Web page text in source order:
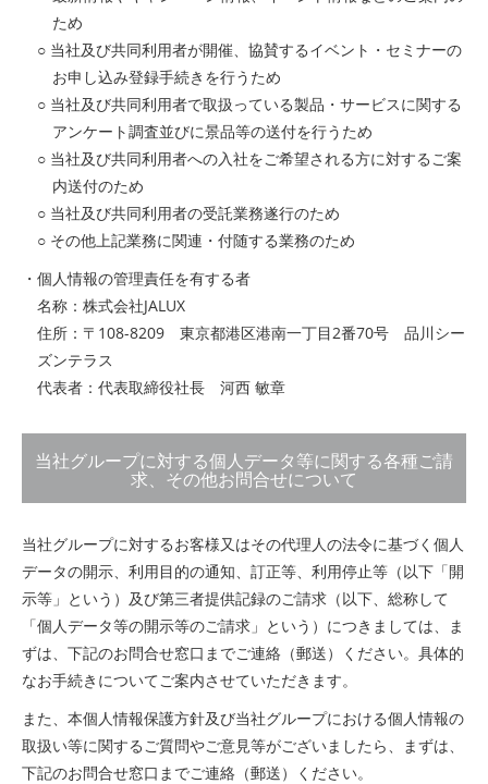
ため
○ 当社及び共同利用者が開催、協賛するイベント・セミナーの
お申し込み登録手続きを行うため
○ 当社及び共同利用者で取扱っている製品・サービスに関する
アンケート調査並びに景品等の送付を行うため
○ 当社及び共同利用者への入社をご希望される方に対するご案
内送付のため
○ 当社及び共同利用者の受託業務遂行のため
○ その他上記業務に関連・付随する業務のため
・個人情報の管理責任を有する者
名称：株式会社JALUX
住所：〒108-8209 東京都港区港南一丁目2番70号 品川シー
ズンテラス
代表者：代表取締役社長 河西 敏章
当社グループに対する個人データ等に関する各種ご請
求、その他お問合せについて
当社グループに対するお客様又はその代理人の法令に基づく個人
データの開示、利用目的の通知、訂正等、利用停止等（以下「開
示等」という）及び第三者提供記録のご請求（以下、総称して
「個人データ等の開示等のご請求」という）につきましては、ま
ずは、下記のお問合せ窓口までご連絡（郵送）ください。具体的
なお手続きについてご案内させていただきます。
また、本個人情報保護方針及び当社グループにおける個人情報の
取扱い等に関するご質問やご意見等がございましたら、まずは、
下記のお問合せ窓口までご連絡（郵送）ください。